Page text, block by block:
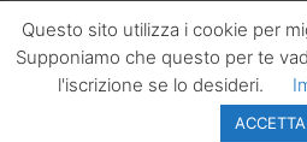
un'aggiornamento sulle notizie
indirizzo email e, cliccando su
automaticamente la nostra
Questo sito utilizza i cookie per
Supponiamo che questo per te
l'iscrizione se lo desideri.
ACCETTA